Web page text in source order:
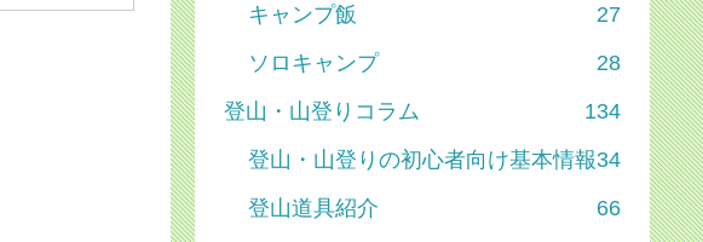
キャンプ飯
27
ソロキャンプ
28
登山・山登りコラム
134
登山・山登りの初心者向け基本情報34
登山道具紹介
66